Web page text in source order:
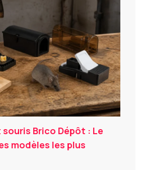
Brico Dépôt : Le
modèles les plus